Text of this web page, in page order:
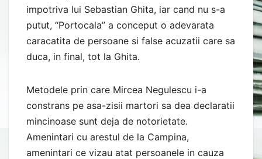
impotriva lui Sebastian Ghita, iar cand nu s-a
putut, “Portocala” a conceput o adevarata
caracatita de persoane si false acuzatii care sa
duca, in final, tot la Ghita.
Metodele prin care Mircea Negulescu i-a
constrans pe asa-zisii martori sa dea declaratii
mincinoase sunt deja de notorietate.
Amenintari cu arestul de la Campina,
amenintari ce vizau atat persoanele in cauza